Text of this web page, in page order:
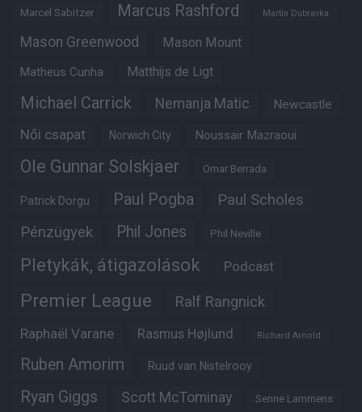
Marcel Sabitzer Marcus Rashford Martin Dubravka
Mason Greenwood Mason Mount
Matheus Cunha Matthijs de Ligt
Michael Carrick Nemanja Matic Newcastle
Női csapat Norwich City Noussair Mazraoui
Ole Gunnar Solskjaer Omar Berrada
Patrick Dorgu Paul Pogba Paul Scholes
Pénzügyek Phil Jones Phil Neville
Pletykák, átigazolások Podcast
Premier League Ralf Rangnick
Raphaël Varane Rasmus Højlund Richard Arnold
Ruben Amorim Ruud van Nistelrooy
Ryan Giggs Scott McTominay Senne Lammens